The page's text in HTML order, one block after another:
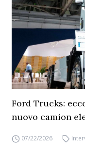
Ford Trucks:
nuovo camion
07/22/2026